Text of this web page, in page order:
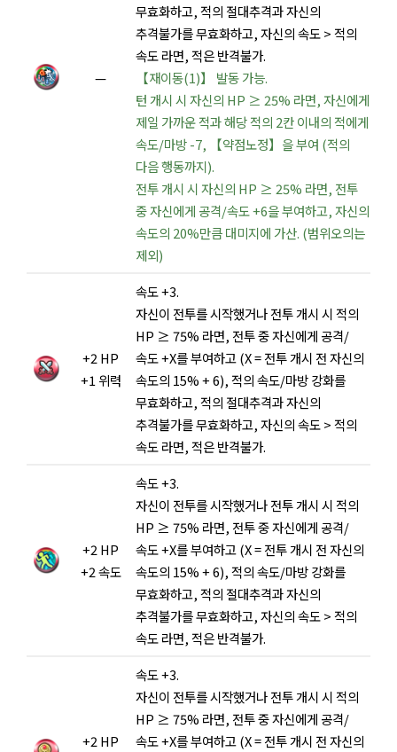
—
무효화하고, 적의 절대추격과 자신의
추격불가를 무효화하고, 자신의 속도 > 적의
속도 라면, 적은 반격불가.
【재이동(1)】 발동 가능.
턴 개시 시 자신의 HP ≥ 25% 라면, 자신에게
제일 가까운 적과 해당 적의 2칸 이내의 적에게
속도/마방 -7, 【약점노정】을 부여 (적의
다음 행동까지).
전투 개시 시 자신의 HP ≥ 25% 라면, 전투
중 자신에게 공격/속도 +6을 부여하고, 자신의
속도의 20%만큼 대미지에 가산. (범위오의는
제외)
+2 HP
+1 위력
속도 +3.
자신이 전투를 시작했거나 전투 개시 시 적의
HP ≥ 75% 라면, 전투 중 자신에게 공격/
속도 +X를 부여하고 (X = 전투 개시 전 자신의
속도의 15% + 6), 적의 속도/마방 강화를
무효화하고, 적의 절대추격과 자신의
추격불가를 무효화하고, 자신의 속도 > 적의
속도 라면, 적은 반격불가.
+2 HP
+2 속도
속도 +3.
자신이 전투를 시작했거나 전투 개시 시 적의
HP ≥ 75% 라면, 전투 중 자신에게 공격/
속도 +X를 부여하고 (X = 전투 개시 전 자신의
속도의 15% + 6), 적의 속도/마방 강화를
무효화하고, 적의 절대추격과 자신의
추격불가를 무효화하고, 자신의 속도 > 적의
속도 라면, 적은 반격불가.
+2 HP
속도 +3.
자신이 전투를 시작했거나 전투 개시 시 적의
HP ≥ 75% 라면, 전투 중 자신에게 공격/
속도 +X를 부여하고 (X = 전투 개시 전 자신의